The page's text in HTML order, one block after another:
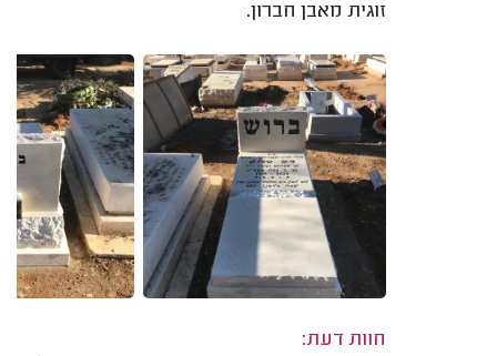
זוגית מאבן חברון.
חוות דעת: